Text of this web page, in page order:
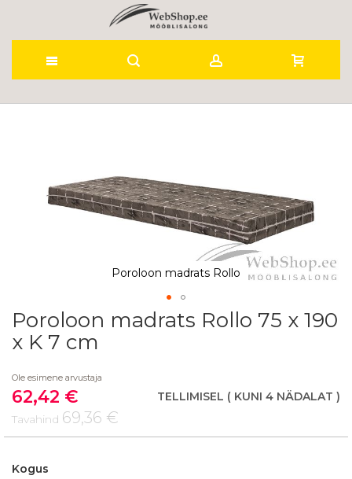
Poroloon madrats Rollo
Skip
to
the
of
the
images
gallery
Poroloon madrats Rollo 75 x 190
x K 7 cm
Ole esimene arvustaja
Soodushind
62,42 €
Tavahind 69,36 €
TELLIMISEL ( KUNI 4 NÄDALAT )
Kogus